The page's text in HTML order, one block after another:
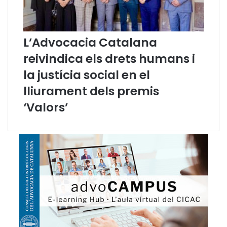
a
c
i
a
C
a
t
a
l
a
a
a
l
i
t
z
a
i
e
c
a
a
l
à
a
l
L’Advocacia Catalana
reivindica els drets humans i
la justícia social en el
lliurament dels premis
‘Valors’